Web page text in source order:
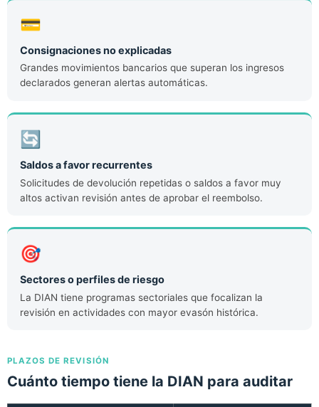
💳
Consignaciones no explicadas
Grandes movimientos bancarios que superan los ingresos
declarados generan alertas automáticas.
🔄
Saldos a favor recurrentes
Solicitudes de devolución repetidas o saldos a favor muy
altos activan revisión antes de aprobar el reembolso.
🎯
Sectores o perfiles de riesgo
La DIAN tiene programas sectoriales que focalizan la
revisión en actividades con mayor evasón histórica.
PLAZOS DE REVISIÓN
Cuánto tiempo tiene la DIAN para auditar